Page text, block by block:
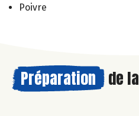
Poivre
Préparation de la